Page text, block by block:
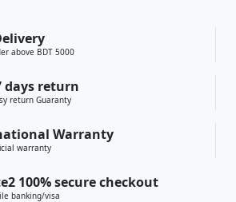
above BDT 5000
days return
return Guaranty
Warranty
warranty
100% secure checkout
banking/visa